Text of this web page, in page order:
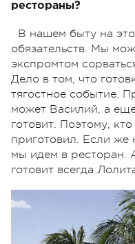
рестораны?
В нашем быту на
обязательств. Мы
экспромтом
Дело в том, что
тягостное событие.
может Василий, а
готовит. Поэтому,
приготовил. Если же
мы идем в ресторан.
готовит всегда